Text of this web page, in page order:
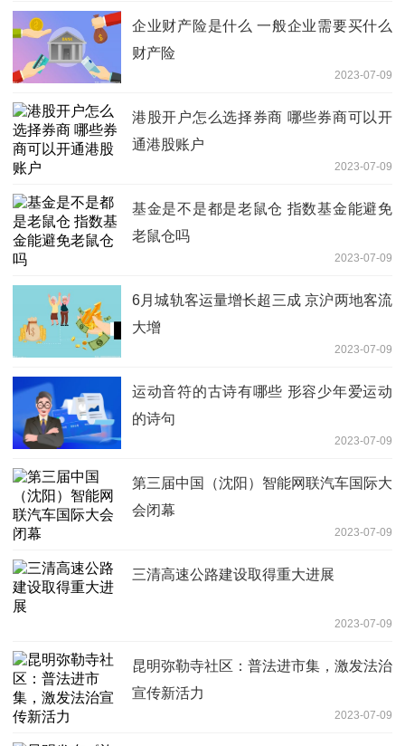
企业财产险是什么 一般企业需要买什么
财产险
2023-07-09
港股开户怎么选择券商 哪些券商可以开
通港股账户
2023-07-09
基金是不是都是老鼠仓 指数基金能避免
老鼠仓吗
2023-07-09
6月城轨客运量增长超三成 京沪两地客流
大增
2023-07-09
运动音符的古诗有哪些 形容少年爱运动
的诗句
2023-07-09
第三届中国（沈阳）智能网联汽车国际大
会闭幕
2023-07-09
三清高速公路建设取得重大进展
2023-07-09
昆明弥勒寺社区：普法进市集，激发法治
宣传新活力
2023-07-09